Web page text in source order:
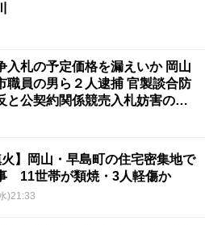
入札の予定価格を漏えいか 岡山
職員の男ら２人逮捕 官製談合防
と公契約関係競売入札妨害の疑
火】岡山・早島町の住宅密集地で
11世帯が類焼・3人軽傷か
)21:33